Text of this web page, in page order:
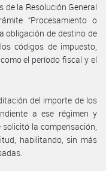
de la Resolución General
“Procesamiento o
obligación de destino de
códigos de impuesto,
el período fiscal y el
del importe de los
a ese régimen y
la compensación,
habilitando, sin más